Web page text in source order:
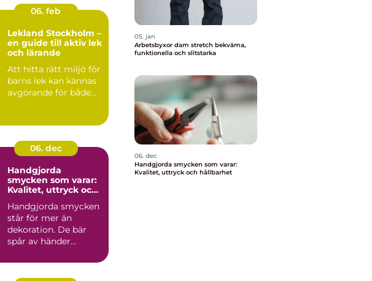
06. feb
Lekland Stockholm –
en guide till aktiv lek
och lärande
Att hitta rätt miljö för
barns lek kan kännas
avgörande för både...
06. dec
Handgjorda
smycken som varar:
Kvalitet, uttryck och
Handgjorda smycken
står för mer än
dekoration. De bär
spår av händer...
05. jan
Arbetsbyxor dam stretch bekväma,
funktionella och slitstarka
06. dec
Handgjorda smycken som varar:
Kvalitet, uttryck och hållbarhet